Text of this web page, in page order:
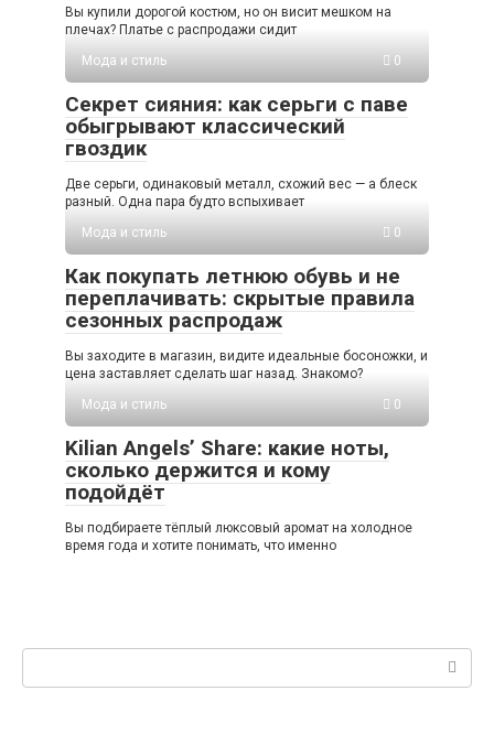
Вы купили дорогой костюм, но он висит мешком на
плечах? Платье с распродажи сидит
Мода и стиль
0
Секрет сияния: как серьги с паве
обыгрывают классический
гвоздик
Две серьги, одинаковый металл, схожий вес — а блеск
разный. Одна пара будто вспыхивает
Мода и стиль
0
Как покупать летнюю обувь и не
переплачивать: скрытые правила
сезонных распродаж
Вы заходите в магазин, видите идеальные босоножки, и
цена заставляет сделать шаг назад. Знакомо?
Мода и стиль
0
Kilian Angels’ Share: какие ноты,
сколько держится и кому
подойдёт
Вы подбираете тёплый люксовый аромат на холодное
время года и хотите понимать, что именно